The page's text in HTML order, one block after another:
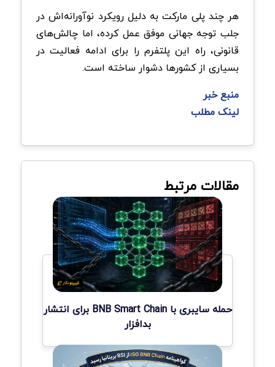
هر چند پلی مارکت به دلیل رویکرد نوآورانه‌اش در
جلب توجه جهانی موفق عمل کرده، اما چالش‌های
قانونی، راه این پلتفرم را برای ادامه فعالیت در
بسیاری از کشورها دشوار ساخته است.
منبع خبر
لینک مطلب
مقالات مرتبط
حمله سایبری با BNB Smart Chain برای انتشار
بدافزار